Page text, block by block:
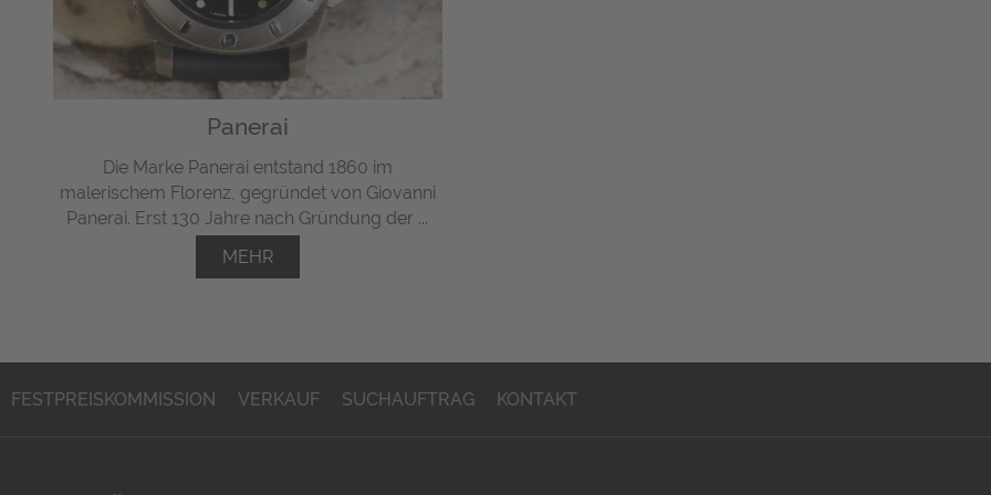
Panerai
Die Marke Panerai entstand 1860 im
malerischem Florenz, gegründet von Giovanni
Panerai. Erst 130 Jahre nach Gründung der ...
MEHR
FESTPREISKOMMISSION VERKAUF SUCHAUFTRAG KONTAKT